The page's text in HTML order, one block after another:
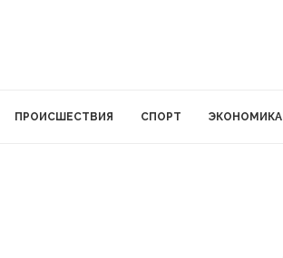
ПРОИСШЕСТВИЯ СПОРТ ЭКОНОМИКА